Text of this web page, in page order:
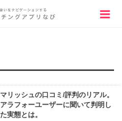
マリッシュの口コミ/評判のリアル。
アラフォーユーザーに聞いて判明し
た実態とは。